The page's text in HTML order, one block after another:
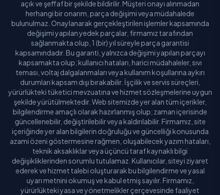
açık ve şeffaf bir şekilde bildirilir. Müşteri onayı alınmadan
herhangi bir onarım, parça değişimi veya müdahalede
bulunulmaz. Onaylanarak gerçekleştirilen işlemler kapsamında
değişimi yapılan yedek parçalar, firmamız tarafından
sağlanmakta olup, 1 (bir) yıl süreyle parça garantisi
kapsamındadır. Bu garanti, yalnızca değişimi yapılan parçayı
kapsamakta olup; kullanıcı hataları, harici müdahaleler, sıvı
teması, voltaj dalgalanmaları veya kullanım koşullarına aykırı
durumları kapsam dışı bırakabilir. İşçilik ve servis süreçleri,
yürürlükteki tüketici mevzuatına ve hizmet sözleşmelerine uygun
şekilde yürütülmektedir. Web sitemizde yer alan tüm içerikler,
bilgilendirme amaçlı olarak hazırlanmış olup; zaman içerisinde
güncellenebilir, değiştirilebilir veya kaldırılabilir. Firmamız, site
içeriğinde yer alan bilgilerin doğruluğu ve güncelliği konusunda
azami özeni göstermesine rağmen, oluşabilecek yazım hataları,
teknik aksaklıklar veya üçüncü taraf kaynaklı bilgi
değişikliklerinden sorumlu tutulamaz. Kullanıcılar, siteyi ziyaret
ederek ve hizmet talebi oluşturarak bu bilgilendirme ve yasal
uyarı metnini okumuş ve kabul etmiş sayılır. Firmamız,
yürürlükteki yasa ve yönetmelikler çerçevesinde faaliyet